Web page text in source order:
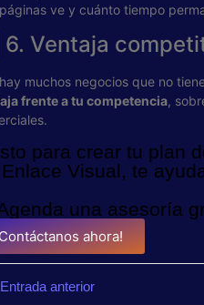
ve y cuánto tiempo
6. Ventaja
muchos negocios que no
frente a tu competencia,
para crear tu plan
Visual, te
una asesoría
ahora!
Entrada anterior